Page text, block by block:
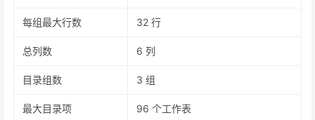
每组最大行数 32 行
总列数 6 列
目录组数 3 组
最大目录项 96 个工作表